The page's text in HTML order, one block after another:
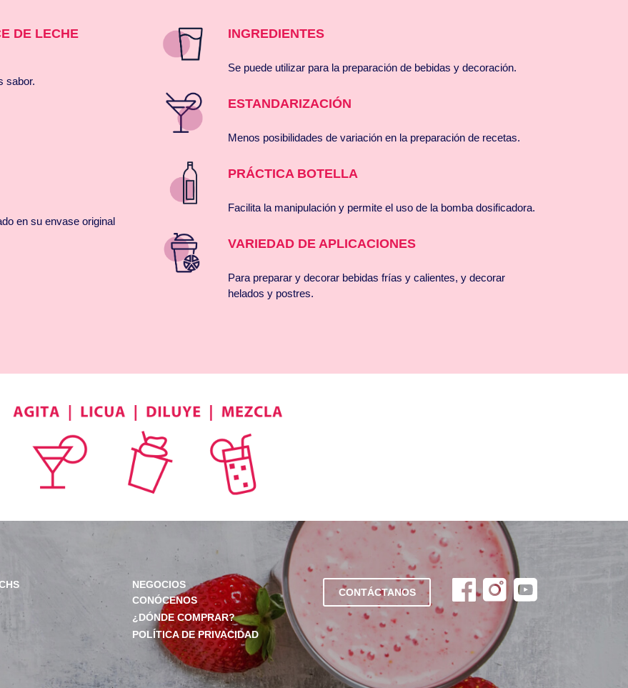
DE LECHE
sabor.
INGREDIENTES
Se puede utilizar para la preparación de bebidas y decoración.
ESTANDARIZACIÓN
Menos posibilidades de variación en la preparación de recetas.
en su envase original
PRÁCTICA BOTELLA
Facilita la manipulación y permite el uso de la bomba dosificadora.
VARIEDAD DE APLICACIONES
Para preparar y decorar bebidas frías y calientes, y decorar
helados y postres.
NEGOCIOS
CONÓCENOS
¿DÓNDE COMPRAR?
POLÍTICA DE PRIVACIDAD
CONTÁCTANOS